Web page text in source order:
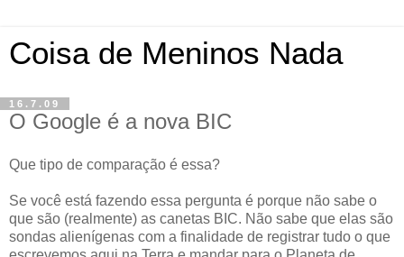
Coisa de Meninos Nada
16.7.09
O Google é a nova BIC
Que tipo de comparação é essa?
Se você está fazendo essa pergunta é porque não sabe o
que são (realmente) as canetas BIC. Não sabe que elas são
sondas alienígenas com a finalidade de registrar tudo o que